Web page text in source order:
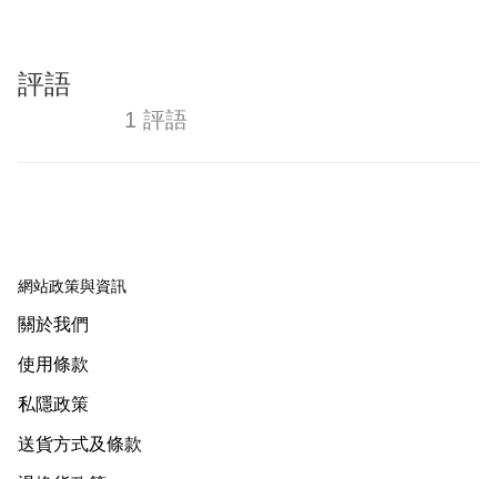
評語
1 評語
網站政策與資訊
關於我們
使用條款
私隱政策
送貨方式及條款